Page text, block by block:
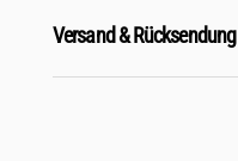
Versand & Rücksendung